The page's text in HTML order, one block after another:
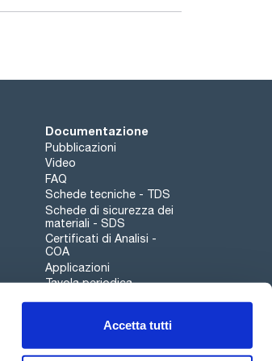
Accetta tutti
Documentazione
Pubblicazioni
Video
FAQ
Schede tecniche - TDS
Schede di sicurezza dei
materiali - SDS
Certificati di Analisi -
COA
Applicazioni
Tavola periodica
Canale di segnalazioni